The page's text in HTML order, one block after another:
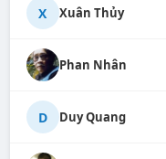
X Xuân Thủy
Phan Nhân
D Duy Quang